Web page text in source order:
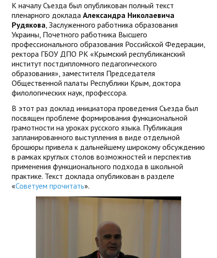
Профессиональная переподготовка
Повышение квалификации
КОНТАКТЫ
К началу Съезда был опубликован полный текст
пленарного доклада Александра Николаевича
Рудякова, Заслуженного работника образования
Украины, Почетного работника Высшего
профессионального образования Российской Федерации,
ректора ГБОУ ДПО РК «Крымский республиканский
институт постдипломного педагогического
образования», заместителя Председателя
Общественной палаты Республики Крым, доктора
филологических наук, профессора.
В этот раз доклад инициатора проведения Съезда был
посвящен проблеме формирования функциональной
грамотности на уроках русского языка. Публикация
запланированного выступления в виде отдельной
брошюры привела к дальнейшему широкому обсуждению
в рамках круглых столов возможностей и перспектив
применения функционального подхода в школьной
практике. Текст доклада опубликован в разделе
«Советуем прочитать».